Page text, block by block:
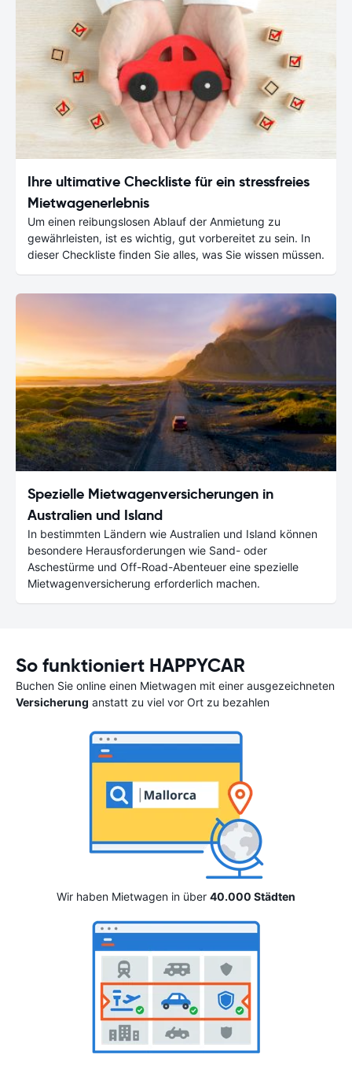
Ihre ultimative Checkliste für ein stressfreies
Mietwagenerlebnis
Um einen reibungslosen Ablauf der Anmietung zu
gewährleisten, ist es wichtig, gut vorbereitet zu sein. In
dieser Checkliste finden Sie alles, was Sie wissen müssen.
Spezielle Mietwagenversicherungen in
Australien und Island
In bestimmten Ländern wie Australien und Island können
besondere Herausforderungen wie Sand- oder
Aschestürme und Off-Road-Abenteuer eine spezielle
Mietwagenversicherung erforderlich machen.
So funktioniert HAPPYCAR
Buchen Sie online einen Mietwagen mit einer ausgezeichneten
Versicherung anstatt zu viel vor Ort zu bezahlen
Wir haben Mietwagen in über 40.000 Städten